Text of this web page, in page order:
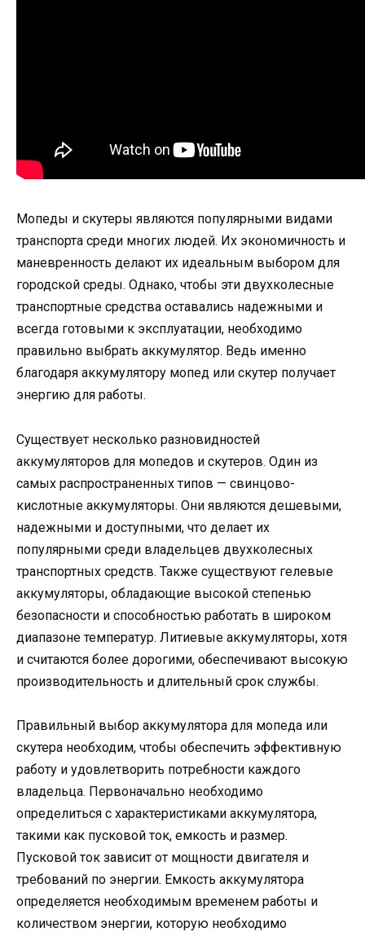
Мопеды и скутеры являются популярными видами
транспорта среди многих людей. Их экономичность и
маневренность делают их идеальным выбором для
городской среды. Однако, чтобы эти двухколесные
транспортные средства оставались надежными и
всегда готовыми к эксплуатации, необходимо
правильно выбрать аккумулятор. Ведь именно
благодаря аккумулятору мопед или скутер получает
энергию для работы.
Существует несколько разновидностей
аккумуляторов для мопедов и скутеров. Один из
самых распространенных типов — свинцово-
кислотные аккумуляторы. Они являются дешевыми,
надежными и доступными, что делает их
популярными среди владельцев двухколесных
транспортных средств. Также существуют гелевые
аккумуляторы, обладающие высокой степенью
безопасности и способностью работать в широком
диапазоне температур. Литиевые аккумуляторы, хотя
и считаются более дорогими, обеспечивают высокую
производительность и длительный срок службы.
Правильный выбор аккумулятора для мопеда или
скутера необходим, чтобы обеспечить эффективную
работу и удовлетворить потребности каждого
владельца. Первоначально необходимо
определиться с характеристиками аккумулятора,
такими как пусковой ток, емкость и размер.
Пусковой ток зависит от мощности двигателя и
требований по энергии. Емкость аккумулятора
определяется необходимым временем работы и
количеством энергии, которую необходимо